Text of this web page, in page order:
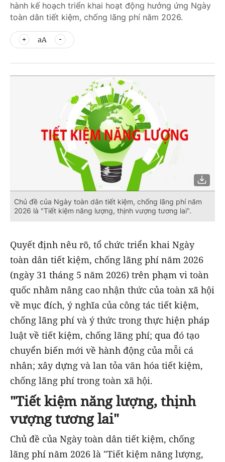
hành kế hoạch triển khai hoạt động hưởng ứng Ngày
toàn dân tiết kiệm, chống lãng phí năm 2026.
aA
Chủ đề của Ngày toàn dân tiết kiệm, chống lãng phí năm
2026 là "Tiết kiệm năng lượng, thịnh vượng tương lai".
Quyết định nêu rõ, tổ chức triển khai Ngày
toàn dân tiết kiệm, chống lãng phí năm 2026
(ngày 31 tháng 5 năm 2026) trên phạm vi toàn
quốc nhằm nâng cao nhận thức của toàn xã hội
về mục đích, ý nghĩa của công tác tiết kiệm,
chống lãng phí và ý thức trong thực hiện pháp
luật về tiết kiệm, chống lãng phí; qua đó tạo
chuyển biến mới về hành động của mỗi cá
nhân; xây dựng và lan tỏa văn hóa tiết kiệm,
chống lãng phí trong toàn xã hội.
"Tiết kiệm năng lượng, thịnh
vượng tương lai"
Chủ đề của Ngày toàn dân tiết kiệm, chống
lãng phí năm 2026 là "Tiết kiệm năng lượng,